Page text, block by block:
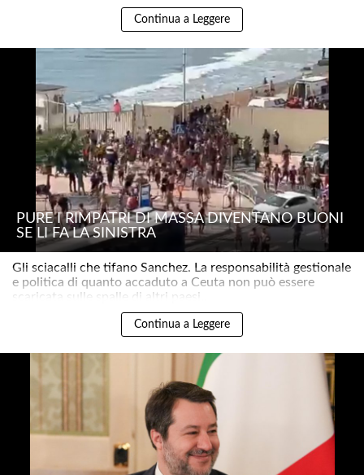
Continua a Leggere
PURE I RIMPATRI DI MASSA DIVENTANO BUONI
SE LI FA LA SINISTRA
Gli sciacalli che tifano Sanchez. La responsabilità gestionale
e politica di quanto accaduto a Ceuta non può essere
scaricata sulle spalle di altri paesi..
Continua a Leggere